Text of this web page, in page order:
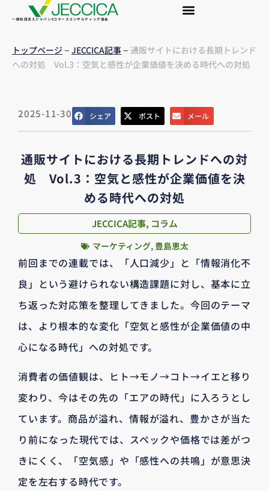
一般社団法人ジャパンEコマースコンサルティング協会
トップページ– JECCICA記事– 通販サイトにおける長期トレンド
への対処 Vol.3：空気と感性が企業価値を決める時代への対処
2025-11-30 シェア ポスト メール
通販サイトにおける長期トレンドへの対
処 Vol.3：空気と感性が企業価値を決
める時代への対処
JECCICA記事, コラム
マーケティング, 豊島恵太
前回までの連載では、「人口減少」と「情報消化不
良」という避けられない構造課題に対し、基本に立
ち返った対応策を整理してきました。今回のテーマ
は、より根本的な変化「空気と感性が企業価値の中
心になる時代」への対処です。
消費者の価値観は、ヒト→モノ→コト→イエと移り
変わり、今はその先の「エアの時代」に入ろうとし
ています。商品が溢れ、情報が溢れ、豊かさが当た
り前になった現代では、スペックや価格では差がつ
きにくく、「空気感」や「感性への共鳴」が意思決
定を左右する時代です。